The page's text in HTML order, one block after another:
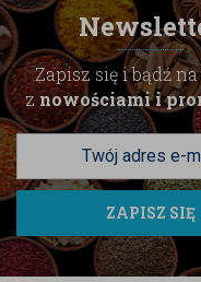
do pieczonych
świeże i pełne aromatu.
jakość przy każdym
zioła przed wietrzeniem
smaku przez długi
miejscu, w szczelnie
światła słonecznego.
Zapisz się i bądź
znowościami i
ZAPISZ SIĘ